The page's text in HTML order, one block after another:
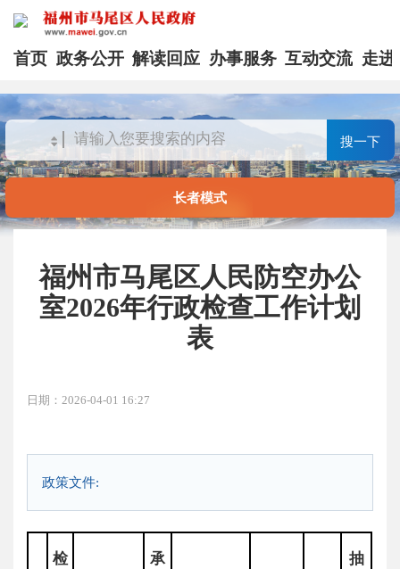
首页 政务公开 解读回应 办事服务 互动交流 走进
搜一下
长者模式
福州市马尾区人民防空办公
室2026年行政检查工作计划
表
日期：2026-04-01 16:27
政策文件:
检
承
抽